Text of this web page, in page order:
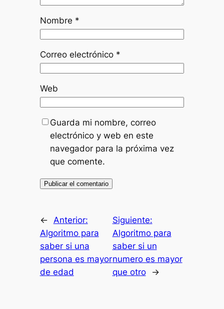
Nombre *
Correo electrónico *
Web
Guarda mi nombre, correo
electrónico y web en este
navegador para la próxima vez
que comente.
← Anterior:
Algoritmo para
saber si una
persona es mayor
de edad
Siguiente:
Algoritmo para
saber si un
numero es mayor
que otro
→